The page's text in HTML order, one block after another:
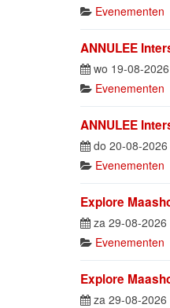
Evenementen
ANNULEE
wo 19-08-
Evenementen
ANNULEE
do 20-08-
Evenementen
Explore
za 29-08-2026
Evenementen
Explore
za 29-08-2026